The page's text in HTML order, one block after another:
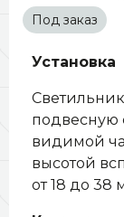
Под заказ
Установка
подвесную
видимой
высотой
от 18 до 38